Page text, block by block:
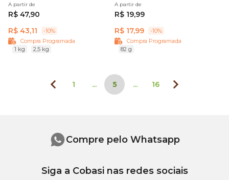
A partir de
R$ 47,90
R$ 43,11
-10%
Compra Programada
1 kg
2,5 kg
A partir de
R$ 19,99
R$ 17,99
-10%
Compra Programada
82 g
1 ... 5 ... 16
Compre pelo Whatsapp
Siga a Cobasi nas redes sociais